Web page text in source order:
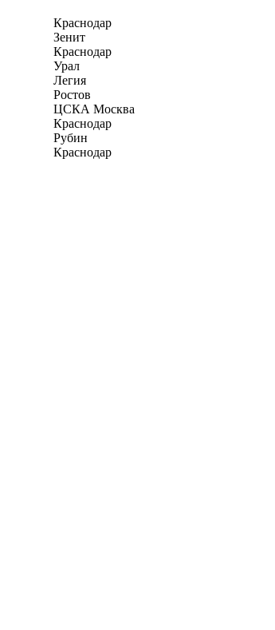
Краснодар
Зенит
Краснодар
Урал
Легия
Ростов
ЦСКА Москва
Краснодар
Рубин
Краснодар